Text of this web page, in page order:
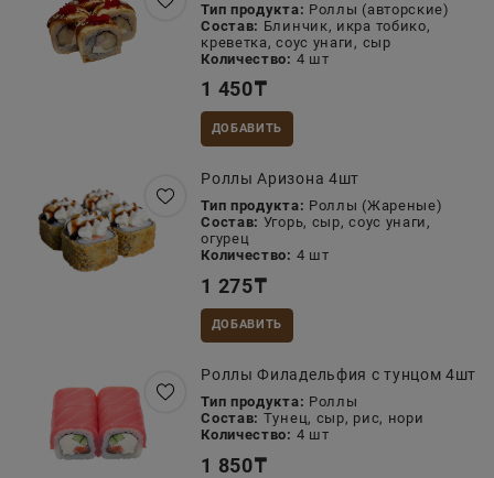
Тип продукта: Роллы (авторские)
Состав: Блинчик, икра тобико,
креветка, соус унаги, сыр
Количество: 4 шт
1 450₸
ДОБАВИТЬ
Роллы Аризона 4шт
Тип продукта: Роллы (Жареные)
Состав: Угорь, сыр, соус унаги,
огурец
Количество: 4 шт
1 275₸
ДОБАВИТЬ
Роллы Филадельфия с тунцом 4шт
Тип продукта: Роллы
Состав: Тунец, сыр, рис, нори
Количество: 4 шт
1 850₸